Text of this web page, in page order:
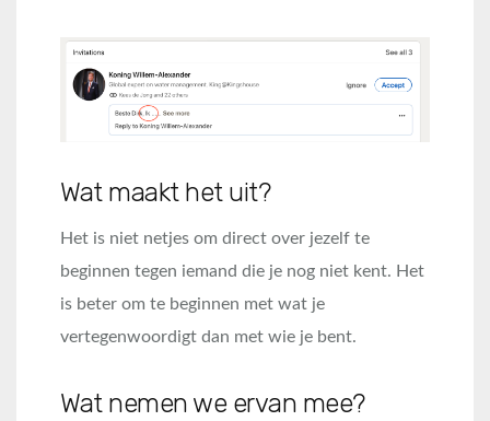
Wat maakt het uit?
Het is niet netjes om direct over jezelf te
beginnen tegen iemand die je nog niet kent. Het
is beter om te beginnen met wat je
vertegenwoordigt dan met wie je bent.
Wat nemen we ervan mee?